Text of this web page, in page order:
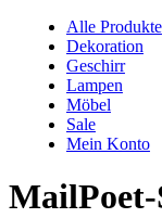
Alle Produkte
Dekoration
Geschirr
Lampen
Möbel
Sale
Mein Konto
MailPoet-